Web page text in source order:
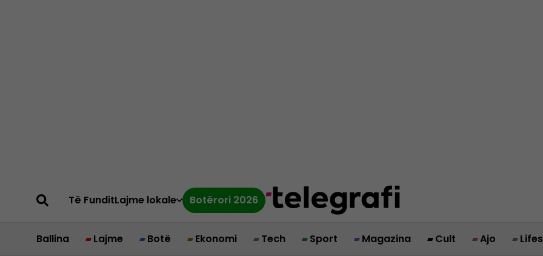
Të FunditLajme lokale Botërori 2026
Ballina Lajme Botë Ekonomi Tech Sport Magazina Cult Ajo